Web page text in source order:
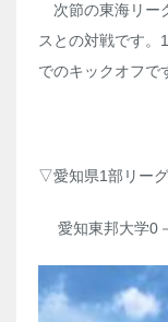
次節の東海リー
スとの対戦です。
でのキックオフで
▽愛知県1部リーグ
愛知東邦大学0